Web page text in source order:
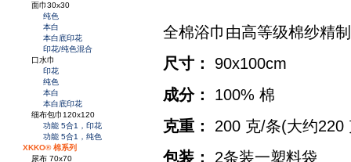
面巾30x30
纯色
本白
本白底印花
印花/纯色混合
口水巾
印花
纯色
本白
本白底印花
细布包巾120x120
功能 5合1，印花
功能 5合1，纯色
XKKO® 棉系列
尿布 70x70
全棉浴巾由高等级棉纱精
尺寸：
90x100cm
成分：
100% 棉
克重：
200 克/条(大约220
包装：
2条装一塑料袋